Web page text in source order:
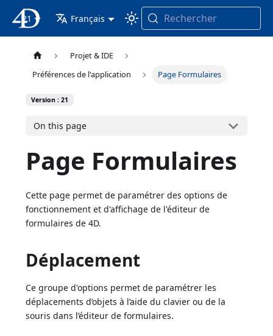
4D Documentation
21 Français Rechercher
Projet & IDE
Préférences de l'application
Page Formulaires
Version : 21
On this page
Page Formulaires
Cette page permet de paramétrer des options de
fonctionnement et d'affichage de l'éditeur de
formulaires de 4D.
Déplacement
Ce groupe d'options permet de paramétrer les
déplacements d’objets à l’aide du clavier ou de la
souris dans l’éditeur de formulaires.